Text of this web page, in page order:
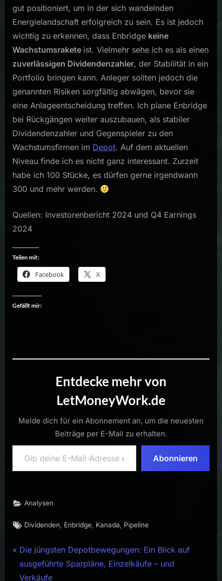
gut positioniert, um in der sich wandelnden
Energielandschaft erfolgreich zu sein. Es ist jedoch
wichtig zu erkennen, dass Enbridge keine
Wachstumsrakete ist. Vielmehr sehe ich es als einen
zuverlässigen Dividendenzahler, der Stabilität in ein
Portfolio bringen kann. Anleger sollten jedoch die
genannten Risiken sorgfältig abwägen, bevor sie
eine Anlageentscheidung treffen. Ich plane Enbridge
bei Rückgängen weiter auszubauen, als stabiler
Dividendenzahler und Gegenspieler zu den
Wachstumsfirmen im Depot. Auf dem aktuellen
Niveau finde ich es nicht ganz interessant. Zurzeit
habe ich 100 Stücke, es dürfen gerne irgendwann
300 und mehr werden.
Quellen: Investorenbericht 2024 und Q4 Earnings
2024
Teilen mit:
Facebook X
Gefällt mir:
Entdecke mehr von
LetMoneyWork.de
Melde dich für ein Abonnement an, um die neuesten
Beiträge per E-Mail zu erhalten.
Gib deine E-Mail-Adresse ein ...
Abonnieren
Analysen
Tags:
Dividenden Enbridge Kanada Pipeline
Beitragsnavigation
P
r
e
Die jüngsten Depotbewegungen: Ein Blick auf
ausgeführte Sparpläne, Einzelkäufe – und
Verkäufe